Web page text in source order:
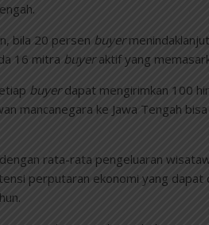
bila 20 persen buyer
16 mitra buyeraktif yang
buyerdapat mengirimkan 100
mancanegara ke Jawa Tengah
rata-rata pengeluaran
perputaran ekonomi yang dapat